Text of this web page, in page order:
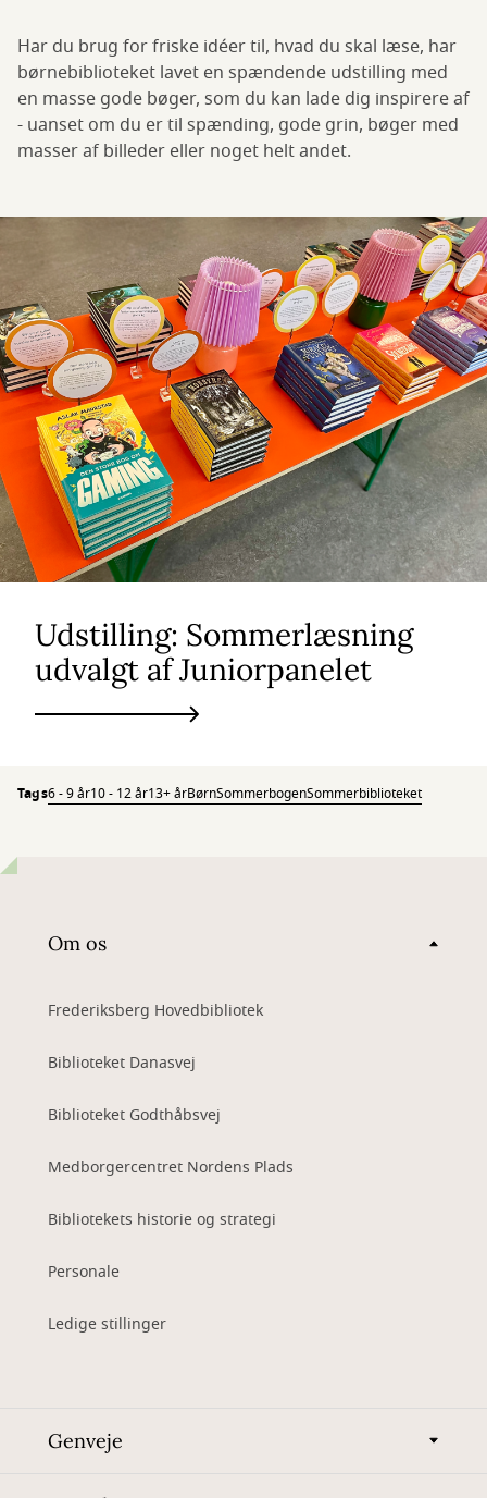
Har du brug for friske idéer til, hvad du skal læse, har
børnebiblioteket lavet en spændende udstilling med
en masse gode bøger, som du kan lade dig inspirere af
- uanset om du er til spænding, gode grin, bøger med
masser af billeder eller noget helt andet.
Udstilling: Sommerlæsning
udvalgt af Juniorpanelet
Tags6 - 9 år10 - 12 år13+ årBørnSommerbogenSommerbiblioteket
Om os
Frederiksberg Hovedbibliotek
Biblioteket Danasvej
Biblioteket Godthåbsvej
Medborgercentret Nordens Plads
Bibliotekets historie og strategi
Personale
Ledige stillinger
Genveje